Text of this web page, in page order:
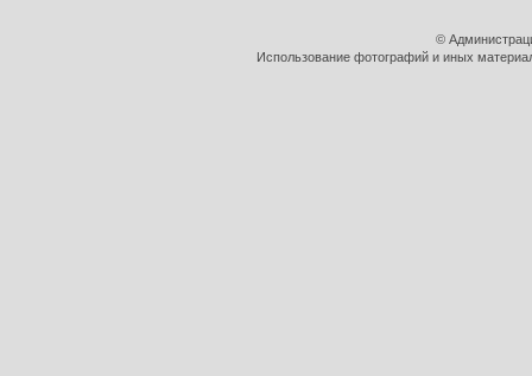
©
Использование фотографий и иных